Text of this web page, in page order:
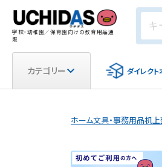
学校・幼稚園／保育園向けの教育用品通
販
カテゴリー ダイレクト
ホーム文具・事務用品机